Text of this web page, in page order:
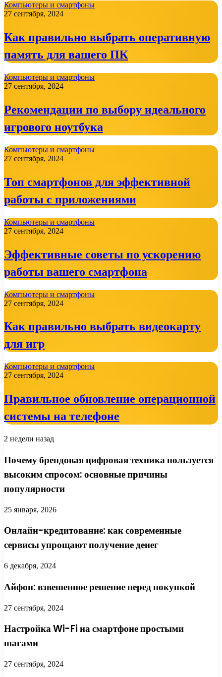
Компьютеры и смартфоны
27 сентября, 2024
Как правильно выбрать оперативную
память для вашего ПК
Компьютеры и смартфоны
27 сентября, 2024
Рекомендации по выбору идеального
игрового ноутбука
Компьютеры и смартфоны
27 сентября, 2024
Топ смартфонов для эффективной
работы с приложениями
Компьютеры и смартфоны
27 сентября, 2024
Эффективные советы по ускорению
работы вашего смартфона
Компьютеры и смартфоны
27 сентября, 2024
Как правильно выбрать видеокарту
для игр
Компьютеры и смартфоны
27 сентября, 2024
Правильное обновление операционной
системы на телефоне
2 недели назад
Почему брендовая цифровая техника пользуется
высоким спросом: основные причины
популярности
25 января, 2026
Онлайн-кредитование: как современные
сервисы упрощают получение денег
6 декабря, 2024
Айфон: взвешенное решение перед покупкой
27 сентября, 2024
Настройка Wi-Fi на смартфоне простыми
шагами
27 сентября, 2024